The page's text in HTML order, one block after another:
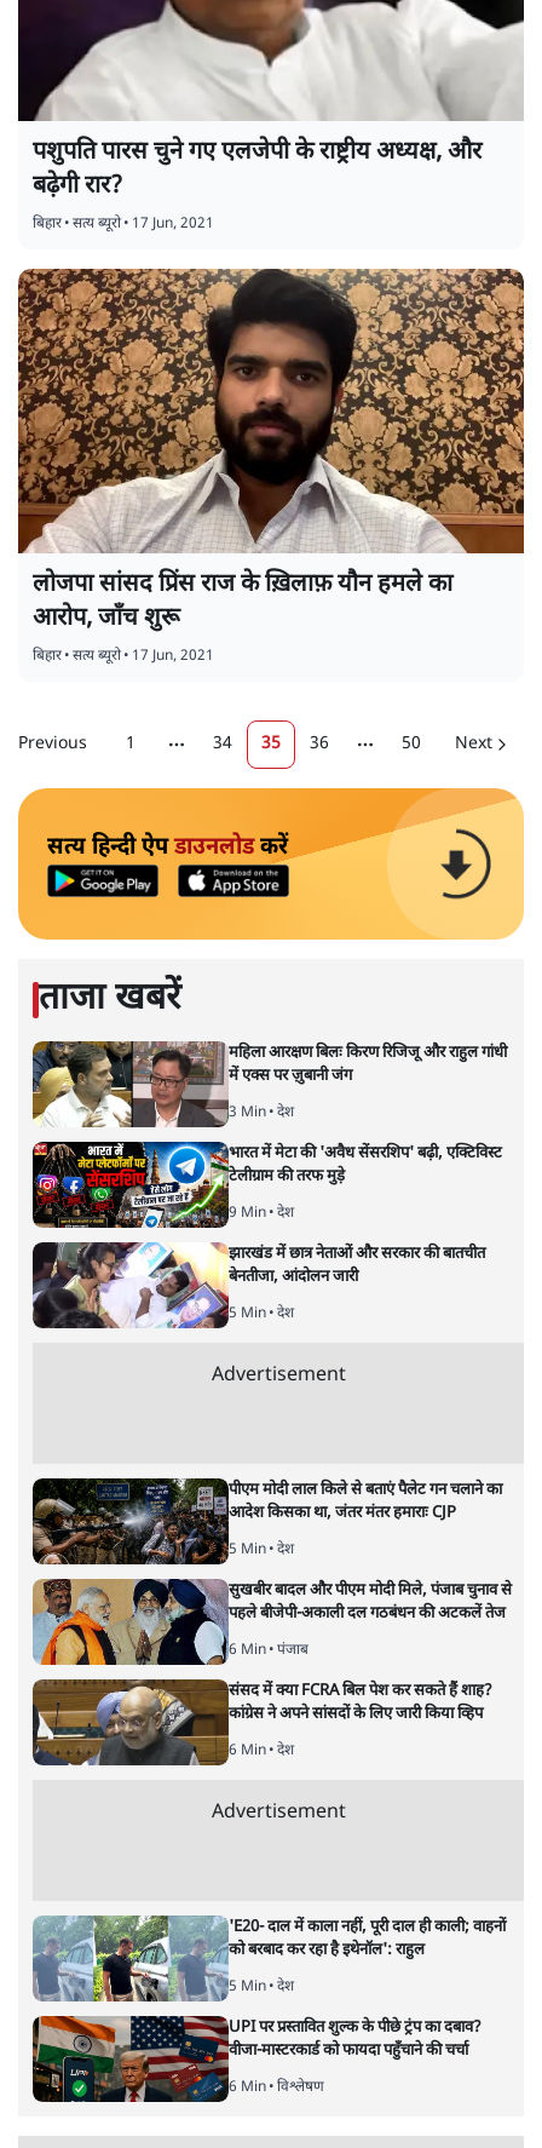
पशुपति पारस चुने गए एलजेपी के राष्ट्रीय अध्यक्ष, और
बढ़ेगी रार?
बिहार•सत्य ब्यूरो• 17 Jun, 2021
लोजपा सांसद प्रिंस राज के ख़िलाफ़ यौन हमले का
आरोप, जाँच शुरू
बिहार•सत्य ब्यूरो• 17 Jun, 2021
Previous 1 More pages
34 35 36 More pages
50 Next
सत्य हिन्दी ऐपडाउनलोडकरें
ताजा खबरें
महिला आरक्षण बिलः किरण रिजिजू और राहुल गांधी
में एक्स पर ज़ुबानी जंग
3 Min• देश
भारत में मेटा की 'अवैध सेंसरशिप' बढ़ी, एक्टिविस्ट
टेलीग्राम की तरफ मुड़े
9 Min• देश
झारखंड में छात्र नेताओं और सरकार की बातचीत
बेनतीजा, आंदोलन जारी
5 Min• देश
Advertisement
पीएम मोदी लाल किले से बताएं पैलेट गन चलाने का
आदेश किसका था, जंतर मंतर हमाराः CJP
5 Min• देश
सुखबीर बादल और पीएम मोदी मिले, पंजाब चुनाव से
पहले बीजेपी-अकाली दल गठबंधन की अटकलें तेज
6 Min• पंजाब
संसद में क्या FCRA बिल पेश कर सकते हैं शाह?
कांग्रेस ने अपने सांसदों के लिए जारी किया व्हिप
6 Min• देश
Advertisement
'E20- दाल में काला नहीं, पूरी दाल ही काली; वाहनों
को बरबाद कर रहा है इथेनॉल': राहुल
5 Min• देश
UPI पर प्रस्तावित शुल्क के पीछे ट्रंप का दबाव?
वीजा-मास्टरकार्ड को फायदा पहुँचाने की चर्चा
6 Min• विश्लेषण